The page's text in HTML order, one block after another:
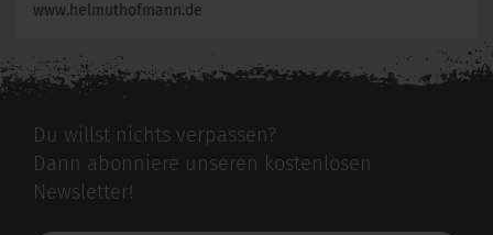
www.helmuthofmann.de
Du willst nichts verpassen?
Dann abonniere unseren kostenlosen
Newsletter!